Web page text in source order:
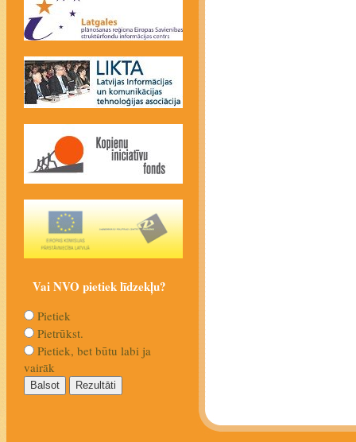
Vai NVO pietiek līdzekļu?
Pietiek
Pietrūkst.
Pietiek, bet būtu labi ja
vairāk